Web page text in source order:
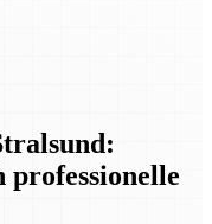
professionelle